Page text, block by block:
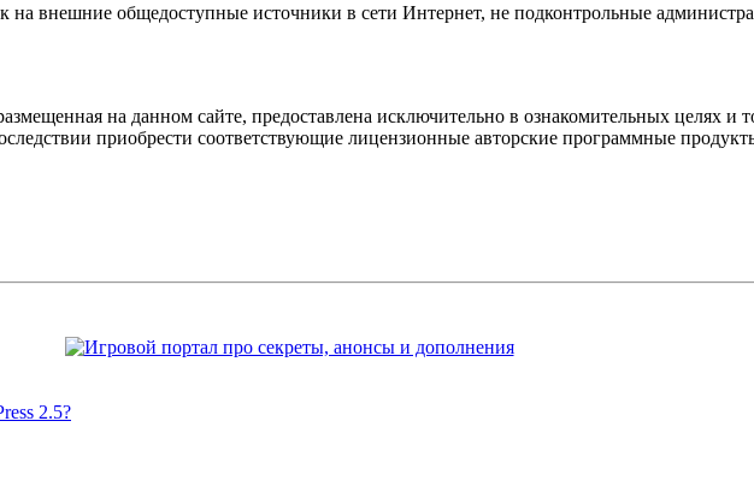
на внешние общедоступные источники в сети Интернет, не подконтрольные
на данном сайте, предоставлена исключительно в ознакомительных целях и
приобрести соответствующие лицензионные авторские программные
2.5?